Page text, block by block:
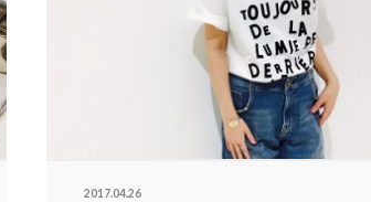
2017.04.26